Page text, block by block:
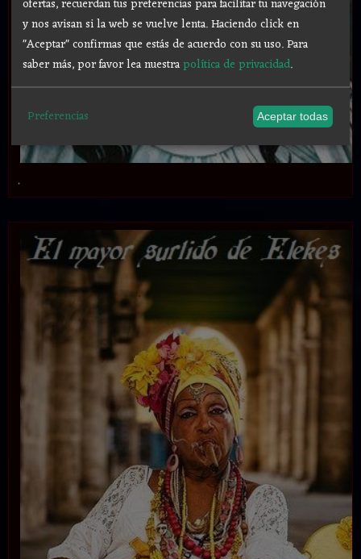
.
ofertas, recuerdan tus preferencias para facilitar tu navegación
y nos avisan si la web se vuelve lenta. Haciendo click en
"Aceptar" confirmas que estás de acuerdo con su uso.Para
saber más, por favor lea nuestrapolítica de privacidad.
Preferencias Aceptar todas